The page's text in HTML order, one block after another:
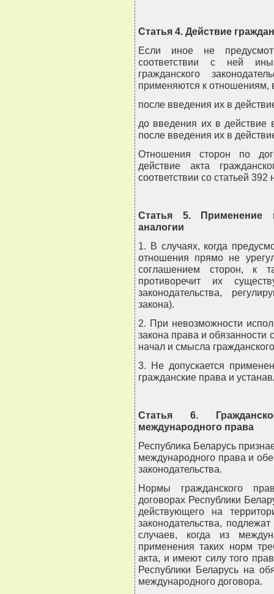
Статья 4. Действие
Если иное не
соответствии с ней
гражданского
применяются к отношениям,
после введения их в
до введения их в действие
после введения их в
Отношения сторон по
действие акта
соответствии со статьей
Статья 5. Применение
аналогии
1. В случаях, когда
отношения прямо не
соглашением сторон, к
противоречит их
законодательства,
закона).
2. При невозможности
закона права и обязанности
начал и смысла
3. Не допускается
гражданские права и
Статья 6.
международного права
Республика Беларусь
международного права и
законодательства.
Нормы гражданского
договорах Республики
действующего на
законодательства,
случаев, когда из
применения таких норм
акта, и имеют силу того
Республики Беларусь на
международного договора.